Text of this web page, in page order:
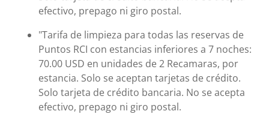
efectivo, prepago ni giro postal.
"Tarifa de limpieza para todas las reservas de
Puntos RCI con estancias inferiores a 7 noches:
70.00 USD en unidades de 2 Recamaras, por
estancia. Solo se aceptan tarjetas de crédito.
Solo tarjeta de crédito bancaria. No se acepta
efectivo, prepago ni giro postal.